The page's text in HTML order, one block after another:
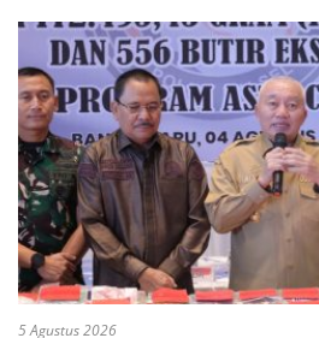
5 Agustus 2026